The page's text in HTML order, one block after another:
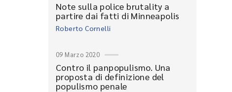
Note sulla police brutality a
partire dai fatti di Minneapolis
Roberto Cornelli
09 Marzo 2020
Contro il panpopulismo. Una
proposta di definizione del
populismo penale